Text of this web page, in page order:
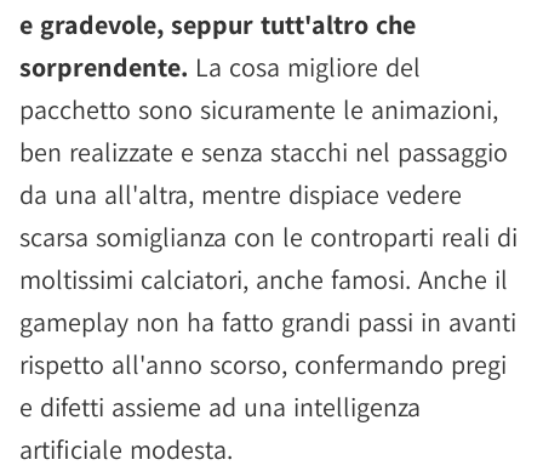
e gradevole, seppur tutt'altro che
sorprendente. La cosa migliore del
pacchetto sono sicuramente le animazioni,
ben realizzate e senza stacchi nel passaggio
da una all'altra, mentre dispiace vedere
scarsa somiglianza con le controparti reali di
moltissimi calciatori, anche famosi. Anche il
gameplay non ha fatto grandi passi in avanti
rispetto all'anno scorso, confermando pregi
e difetti assieme ad una intelligenza
artificiale modesta.